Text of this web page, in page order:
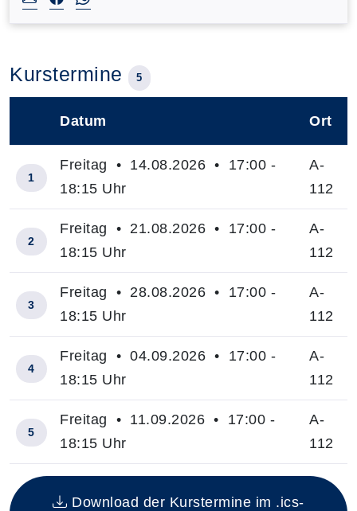
Kurstermine 5
Insgesamt gibt es 5 Termine zum diesen Kurs
Datum Ort
1
Freitag • 14.08.2026 • 17:00 -
18:15 Uhr
A-
112
2
Freitag • 21.08.2026 • 17:00 -
18:15 Uhr
A-
112
3
Freitag • 28.08.2026 • 17:00 -
18:15 Uhr
A-
112
4
Freitag • 04.09.2026 • 17:00 -
18:15 Uhr
A-
112
5
Freitag • 11.09.2026 • 17:00 -
18:15 Uhr
A-
112
Download der Kurstermine im .ics-